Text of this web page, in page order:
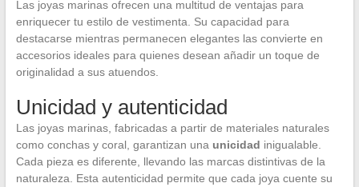
Las joyas marinas ofrecen una multitud de ventajas para
enriquecer tu estilo de vestimenta. Su capacidad para
destacarse mientras permanecen elegantes las convierte en
accesorios ideales para quienes desean añadir un toque de
originalidad a sus atuendos.
Unicidad y autenticidad
Las joyas marinas, fabricadas a partir de materiales naturales
como conchas y coral, garantizan una unicidad inigualable.
Cada pieza es diferente, llevando las marcas distintivas de la
naturaleza. Esta autenticidad permite que cada joya cuente su